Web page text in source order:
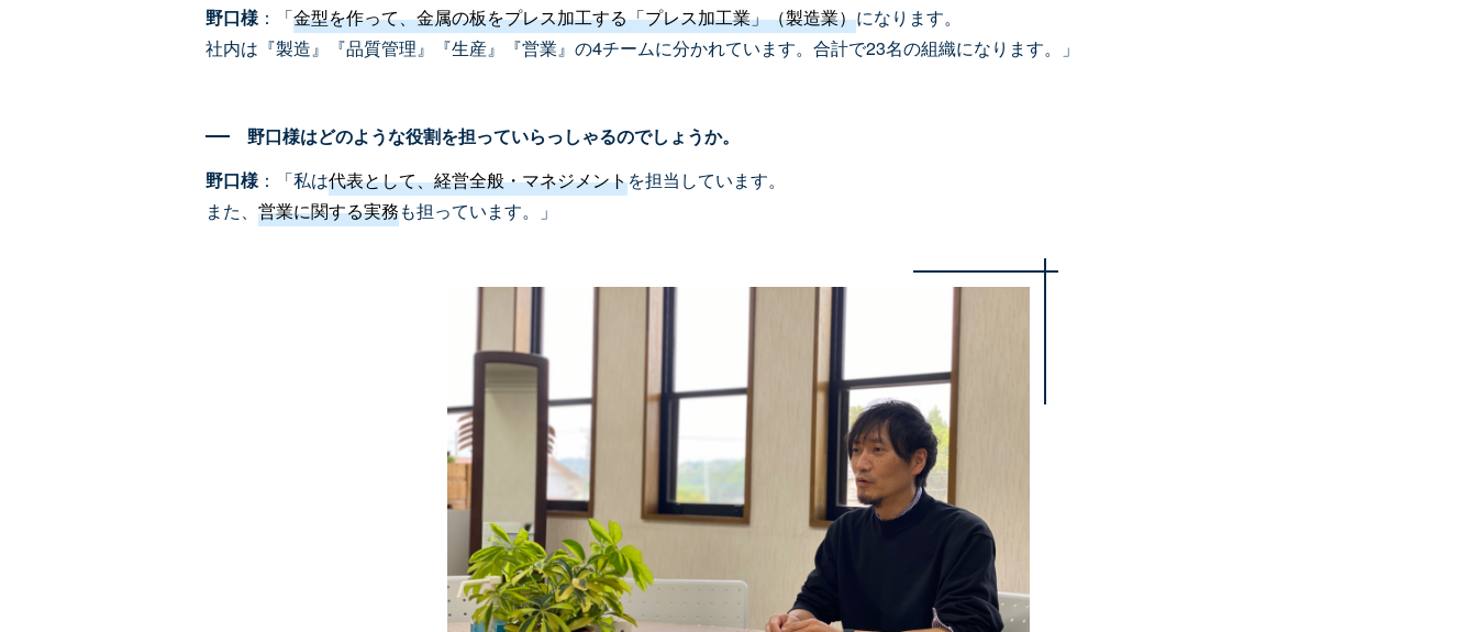
野口様：「金型を作って、金属の板をプレス加工する「プレス加工業」（製造業）になります。
社内は『製造』『品質管理』『生産』『営業』の4チームに分かれています。合計で23名の組織になります。」
野口様はどのような役割を担っていらっしゃるのでしょうか。
野口様：「私は代表として、経営全般・マネジメントを担当しています。
また、 営業に関する実務も担っています。」